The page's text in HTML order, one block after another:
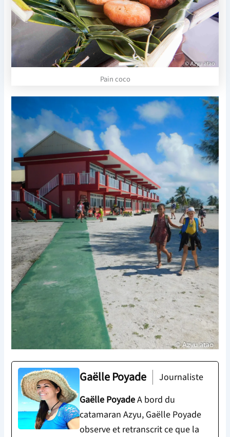
Pain coco
Gaëlle Poyade
Journaliste
Gaëlle PoyadeA bord du
catamaran Azyu, Gaëlle Poyade
observe et retranscrit ce que la